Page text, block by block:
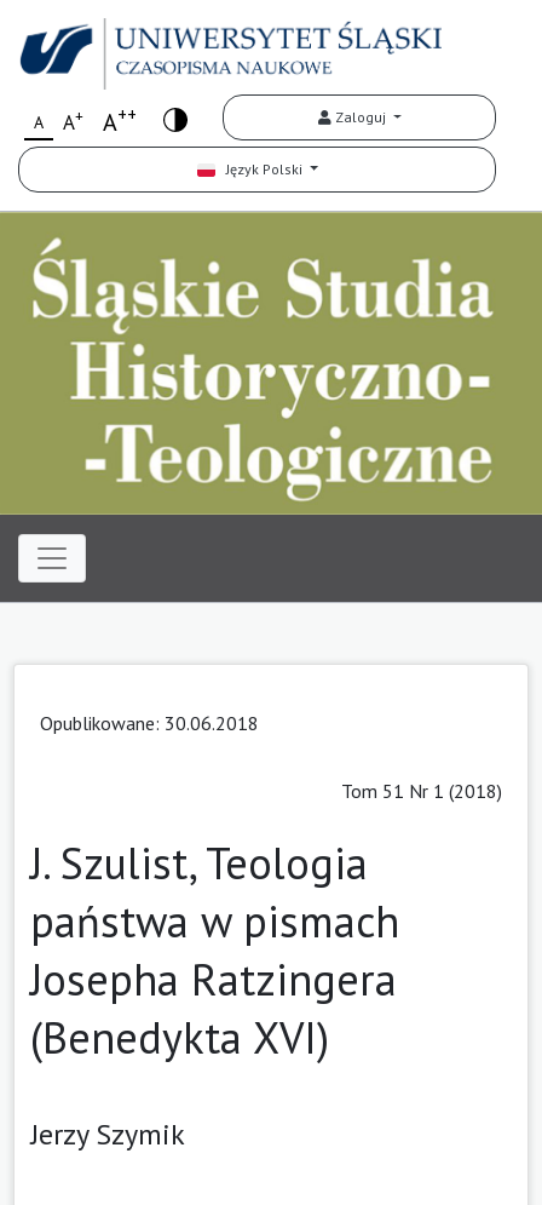
A A+ A++ Zaloguj
Język Polski
Opublikowane: 30.06.2018
Tom 51 Nr 1 (2018)
J. Szulist, Teologia
państwa w pismach
Josepha Ratzingera
(Benedykta XVI)
Jerzy Szymik